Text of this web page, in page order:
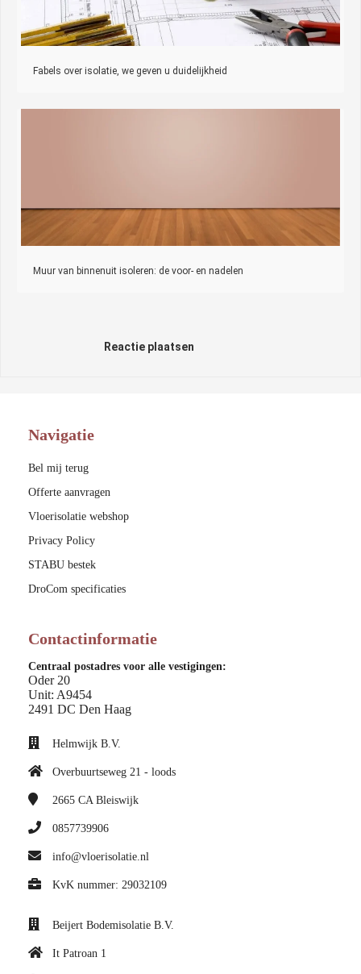
Fabels over isolatie, we geven u duidelijkheid
Muur van binnenuit isoleren: de voor- en nadelen
Reactie plaatsen
Navigatie
Bel mij terug
Offerte aanvragen
Vloerisolatie webshop
Privacy Policy
STABU bestek
DroCom specificaties
Contactinformatie
Centraal postadres voor alle vestigingen:
Oder 20
Unit: A9454
2491 DC Den Haag
Helmwijk B.V.
Overbuurtseweg 21 - loods
2665 CA Bleiswijk
0857739906
info@vloerisolatie.nl
KvK nummer: 29032109
Beijert Bodemisolatie B.V.
It Patroan 1